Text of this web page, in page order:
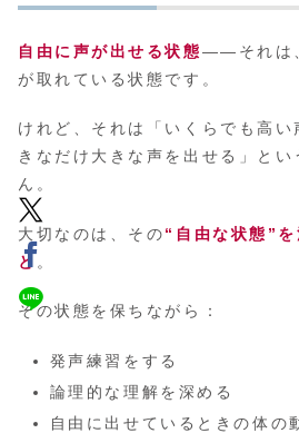
自由に声が出せる状態――それは
が取れている状態です。
けれど、それは「いくらでも高
きなだけ大きな声を出せる」と
ん。
大切なのは、その“自由な状態”
と
。
その状態を保ちながら：
発声練習をする
論理的な理解を深める
自由に出せているときの体の